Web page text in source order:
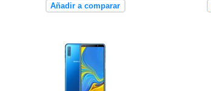
Añadir a comparar